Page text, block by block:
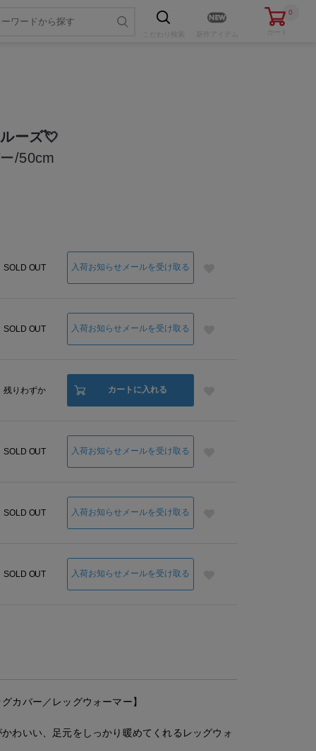
0
カート
ーズ💘
/50cm
SOLD OUT 入荷お知らせメールを受け取る
SOLD OUT 入荷お知らせメールを受け取る
残りわずか カートに入れる
SOLD OUT 入荷お知らせメールを受け取る
SOLD OUT 入荷お知らせメールを受け取る
SOLD OUT 入荷お知らせメールを受け取る
カバー／レッグウォーマー】
わいい、足元をしっかり暖めてくれるレッグウォ